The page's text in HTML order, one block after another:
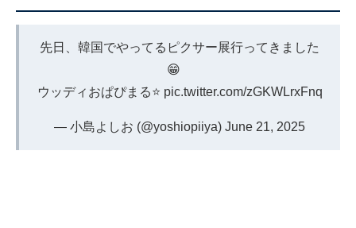
先日、韓国でやってるピクサー展行ってきました
😁
ウッディおぱぴまる⭐️ pic.twitter.com/zGKWLrxFnq
— 小島よしお (@yoshiopiiya) June 21, 2025